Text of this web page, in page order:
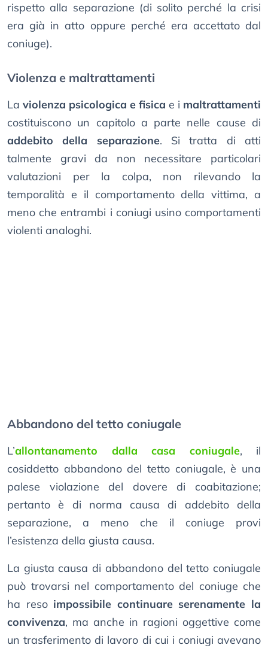
rispetto alla separazione (di solito perché la crisi
era già in atto oppure perché era accettato dal
coniuge).
Violenza e maltrattamenti
La violenza psicologica e fisica e i maltrattamenti
costituiscono un capitolo a parte nelle cause di
addebito della separazione. Si tratta di atti
talmente gravi da non necessitare particolari
valutazioni per la colpa, non rilevando la
temporalità e il comportamento della vittima, a
meno che entrambi i coniugi usino comportamenti
violenti analoghi.
Abbandono del tetto coniugale
L’allontanamento dalla casa coniugale, il
cosiddetto abbandono del tetto coniugale, è una
palese violazione del dovere di coabitazione;
pertanto è di norma causa di addebito della
separazione, a meno che il coniuge provi
l’esistenza della giusta causa.
La giusta causa di abbandono del tetto coniugale
può trovarsi nel comportamento del coniuge che
ha reso impossibile continuare serenamente la
convivenza, ma anche in ragioni oggettive come
un trasferimento di lavoro di cui i coniugi avevano